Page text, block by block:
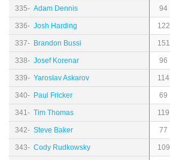
335- Adam Dennis 94
336- Josh Harding 122
337- Brandon Bussi 151
338- Josef Korenar 96
339- Yaroslav Askarov 114
340- Paul Fricker 69
341- Tim Thomas 119
342- Steve Baker 77
343- Cody Rudkowsky 109